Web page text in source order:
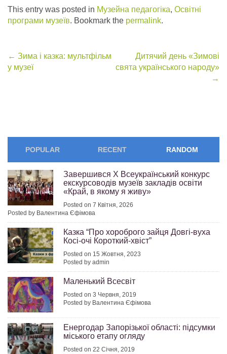
This entry was posted in Музейна педагогіка, Освітні
програми музеїв. Bookmark the permalink.
Post
← Зима і казка: мультфільм
у музеї
Дитячий день «Зимові
свята українського народу»
→
POPULAR RECENT RANDOM
Завершився Х Всеукраїнський конкурс
екскурсоводів музеїв закладів освіти
«Край, в якому я живу»
Posted on 7 Квітня, 2026
Posted by Валентина Єфімова
Казка “Про хороброго зайця Довгі-вуха
Косі-очі Короткий-хвіст”
Posted on 15 Жовтня, 2023
Posted by admin
Маленький Всесвiт
Posted on 3 Червня, 2019
Posted by Валентина Єфімова
Енергодар Запорізької області: підсумки
міського етапу огляду
Posted on 22 Січня, 2019